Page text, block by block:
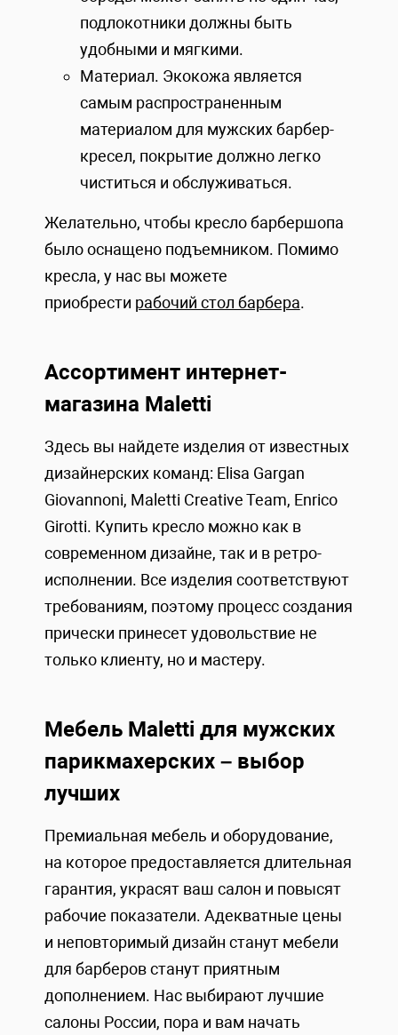
подлокотники должны быть
удобными и мягкими.
Материал. Экокожа является
самым распространенным
материалом для мужских барбер-
кресел, покрытие должно легко
чиститься и обслуживаться.
Желательно, чтобы кресло барбершопа
было оснащено подъемником. Помимо
кресла, у нас вы можете
приобрести рабочий стол барбера.
Ассортимент интернет-
магазина Maletti
Здесь вы найдете изделия от известных
дизайнерских команд: Elisa Gargan
Giovannoni, Maletti Creative Team, Enrico
Girotti. Купить кресло можно как в
современном дизайне, так и в ретро-
исполнении. Все изделия соответствуют
требованиям, поэтому процесс создания
прически принесет удовольствие не
только клиенту, но и мастеру.
Мебель Maletti для мужских
парикмахерских – выбор
лучших
Премиальная мебель и оборудование,
на которое предоставляется длительная
гарантия, украсят ваш салон и повысят
рабочие показатели. Адекватные цены
и неповторимый дизайн станут мебели
для барберов станут приятным
дополнением. Нас выбирают лучшие
салоны России, пора и вам начать